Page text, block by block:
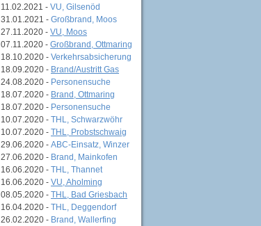
11.02.2021 - VU, Gilsenöd
31.01.2021 - Großbrand, Moos
27.11.2020 - VU, Moos
07.11.2020 - Großbrand, Ottmaring
18.10.2020 - Verkehrsabsicherung
18.09.2020 - Brand/Austritt Gas
24.08.2020 - Personensuche
18.07.2020 - Brand, Ottmaring
18.07.2020 - Personensuche
10.07.2020 - THL, Schwarzwöhr
10.07.2020 - THL, Probstschwaig
29.06.2020 - ABC-Einsatz, Winzer
27.06.2020 - Brand, Mainkofen
16.06.2020 - THL, Thannet
16.06.2020 - VU, Aholming
08.05.2020 - THL, Bad Griesbach
16.04.2020 - THL, Deggendorf
26.02.2020 - Brand, Wallerfing